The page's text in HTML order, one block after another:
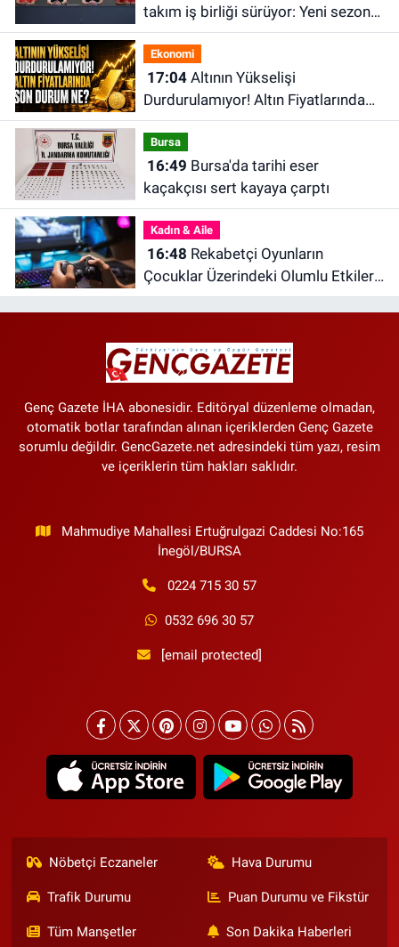
takım iş birliği sürüyor: Yeni sezon
planlaması yapıldı
Ekonomi
17:04Altının Yükselişi
Durdurulamıyor! Altın Fiyatlarında
Son Durum Ne?
Bursa
16:49
kaçakçısı sert kayaya çarptı
Kadın & Aile
16:48
Çocuklar Üzerindeki Olumlu Etkileri
Neler?
Genç Gazete İHA abonesidir. Editöryal düzenleme olmadan,
otomatik botlar tarafından alınan içeriklerden Genç Gazete
sorumlu değildir. GencGazete.net adresindeki tüm yazı, resim
ve içeriklerin tüm hakları saklıdır.
Mahmudiye Mahallesi Ertuğrulgazi Caddesi No:165
İnegöl/BURSA
0224 715 30 57
0532 696 30 57
[email protected]
Nöbetçi Eczaneler Hava Durumu
Trafik Durumu Puan Durumu ve Fikstür
Tüm Manşetler Son Dakika Haberleri